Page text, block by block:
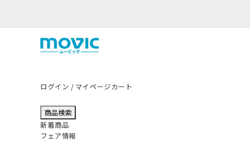
ログイン / マイページカート
商品検索
新着商品
フェア情報